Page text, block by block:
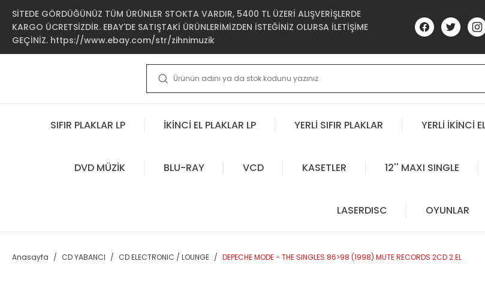
SİTEDE GÖRDÜĞÜNÜZ TÜM ÜRÜNLER STOKTA VARDIR, 5400 TL ÜZERİ ALIŞVERİŞLERDE
KARGO ÜCRETSİZDİR. EBAY'DE SATIŞTAKİ ÜRÜNLERİMİZDEN İSTEĞİNİZ OLURSA İLETİŞİME
GEÇİNİZ. https://www.ebay.com/str/zihnimuzik
SIFIR PLAKLAR LP İKİNCİ EL PLAKLAR LP YERLİ SIFIR PLAKLAR YERLİ İKİNCİ
DVD MÜZİK BLU-RAY VCD KASETLER 12'' MAXI SINGLE
LASERDISC OYUNLAR
Anasayfa CD YABANCI CD ELECTRONIC / LOUNGE DEPECHE MODE - THE SINGLES 86>98 (1998) MUTE RECORDS 2CD 2.EL